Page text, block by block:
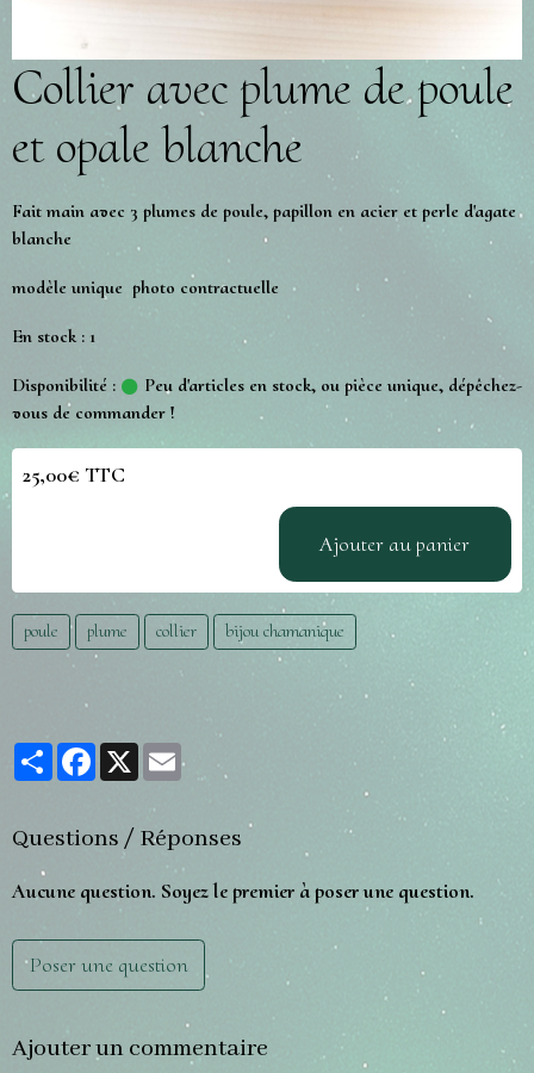
Collier avec plume de poule
et opale blanche
Fait main avec 3 plumes de poule, papillon en acier et perle d'agate
blanche
modèle unique photo contractuelle
En stock : 1
Disponibilité :
Peu d'articles en stock, ou pièce unique, dépêchez-
vous de commander !
25,00€ TTC
Ajouter au panier
poule plume collier bijou chamanique
PartagerFacebook
X
Questions / Réponses
Aucune question. Soyez le premier à poser une question.
Poser une question
Ajouter un commentaire